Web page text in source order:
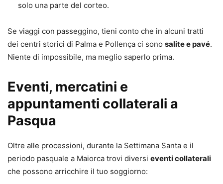
solo una parte del corteo.
Se viaggi con passeggino, tieni conto che in alcuni tratti
dei centri storici di Palma e Pollença ci sono salite e pavé.
Niente di impossibile, ma meglio saperlo prima.
Eventi, mercatini e
appuntamenti collaterali a
Pasqua
Oltre alle processioni, durante la Settimana Santa e il
periodo pasquale a Maiorca trovi diversi eventi collaterali
che possono arricchire il tuo soggiorno: